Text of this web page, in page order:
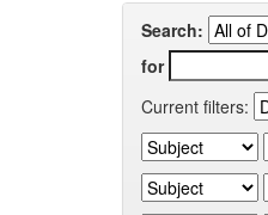
Search:
for
Current filters: